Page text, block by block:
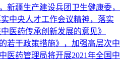
新疆生产建设兵团卫生健康委，
中央人才工作会议精神，落实
医药传承创新发展的意见》
若干政策措施》，加强高层次中
医药管理局将开展2021年全国中